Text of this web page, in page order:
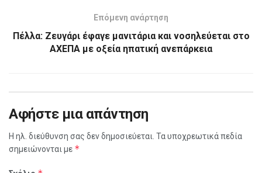
Επόμενη ανάρτηση
Πέλλα: Ζευγάρι έφαγε μανιτάρια και νοσηλεύεται στο
ΑΧΕΠΑ με οξεία ηπατική ανεπάρκεια
Αφήστε μια απάντηση
Η ηλ. διεύθυνση σας δεν δημοσιεύεται. Τα υποχρεωτικά πεδία
σημειώνονται με *